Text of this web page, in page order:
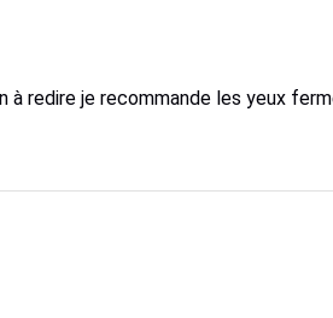
redire je recommande les yeux